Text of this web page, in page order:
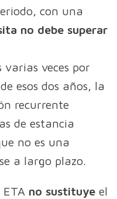
con una
no debe superar
veces por
esos dos años, la
recurrente
de estancia
no es una
a largo plazo.
no sustituye el